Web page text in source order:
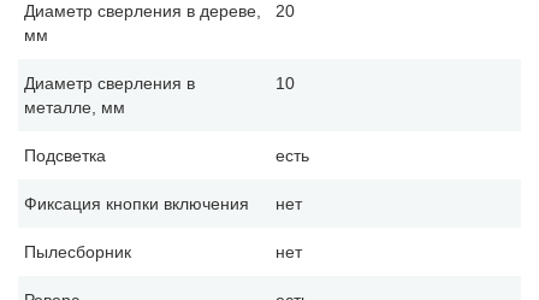
Диаметр сверления в дереве,
мм
20
Диаметр сверления в
металле, мм
10
Подсветка есть
Фиксация кнопки включения нет
Пылесборник нет